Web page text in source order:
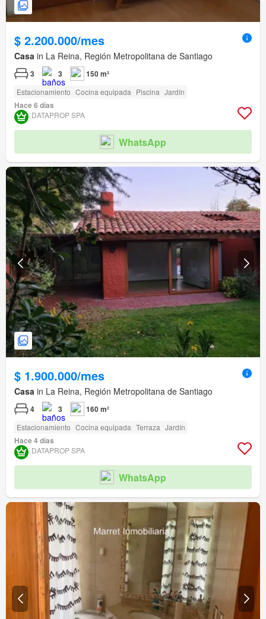
$ 2.200.000/mes
Casa in La Reina, Región Metropolitana de Santiago
3 3 150 m²
Estacionamiento Cocina equipada Piscina Jardín
Hace 6 días
DATAPROP SPA
WhatsApp
$ 1.900.000/mes
Casa in La Reina, Región Metropolitana de Santiago
4 3 160 m²
Estacionamiento Cocina equipada Terraza Jardín
Hace 4 días
DATAPROP SPA
WhatsApp